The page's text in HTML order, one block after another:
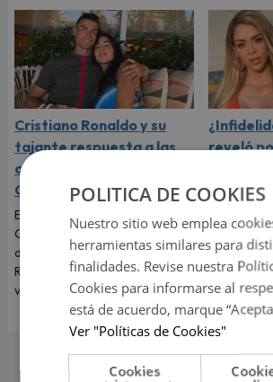
Cristiano Ronaldo y su
tajante respuesta a las
críticas sobre el físico de
Georgina Rodríguez
El futbolista portugués
Cristiano Ronaldo no dudó en
defender a Georgina
Rodríguez y recordarle lo
valiosa que es.
reveló
La exchica
con el
Te
detalles.
POLITICA DE COOKIES
Nuestro sitio web emplea
herramientas similares para
finalidades. Revise nuestra
Cookies para informarse al
está de acuerdo, marque
Ver "Políticas de Cookies"
Cookies